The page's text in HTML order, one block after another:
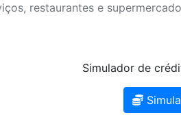
restaurantes e
Simulador de